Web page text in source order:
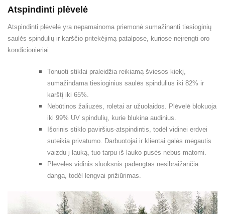
Atspindinti plėvelė
Atspindinti plėvelė yra nepamainoma priemonė sumažinanti tiesioginių
saulės spindulių ir karščio pritekėjimą patalpose, kuriose neįrengti oro
kondicionieriai.
Tonuoti stiklai praleidžia reikiamą šviesos kiekį,
sumažindama tiesioginius saulės spindulius iki 82% ir
karštį iki 65%.
Nebūtinos žaliuzės, roletai ar užuolaidos. Plėvelė blokuoja
iki 99% UV spindulių, kurie blukina audinius.
Išorinis stiklo paviršius-atspindintis, todėl vidinei erdvei
suteikia privatumo. Darbuotojai ir klientai galės mėgautis
vaizdu į lauką, tuo tarpu iš lauko pusės nebus matomi.
Plėvelės vidinis sluoksnis padengtas nesibraižančia
danga, todėl lengvai prižiūrimas.